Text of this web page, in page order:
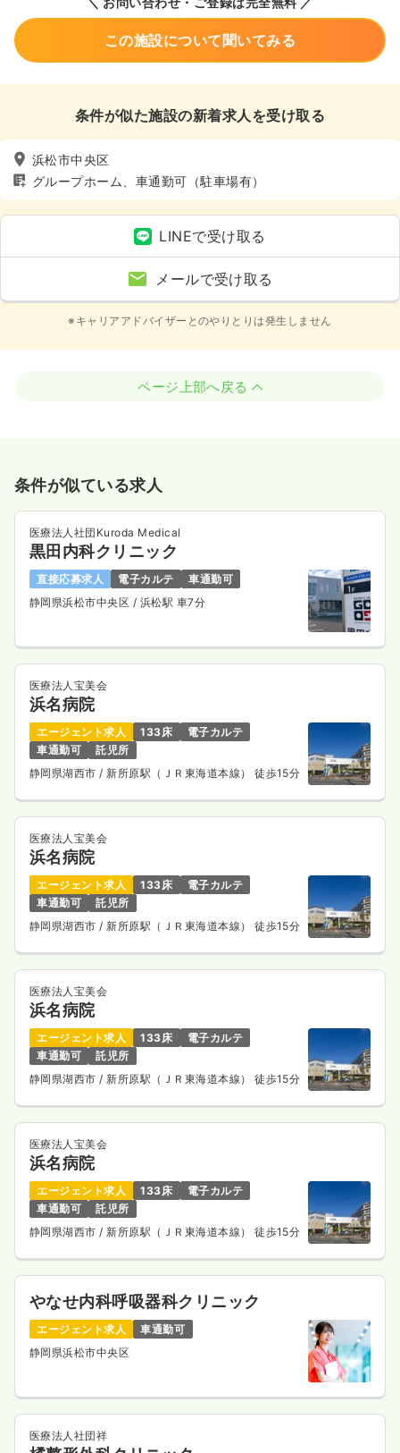
この施設について聞いてみる
条件が似た施設の新着求人を受け取る
浜松市中央区
グループホーム、車通勤可（駐車場有）
LINEで受け取る
メールで受け取る
※キャリアアドバイザーとのやりとりは発生しません
ページ上部へ戻る
条件が似ている求人
医療法人社団Kuroda Medical
黒田内科クリニック
直接応募求人 電子カルテ
車通勤可
静岡県浜松市中央区 / 浜松駅 車7分
医療法人宝美会
浜名病院
エージェント求人 133床
電子カルテ
車通勤可
託児所
静岡県湖西市/ 新所原駅（ＪＲ東海道本線） 徒歩15分
医療法人宝美会
浜名病院
エージェント求人 133床
電子カルテ
車通勤可
託児所
静岡県湖西市/ 新所原駅（ＪＲ東海道本線） 徒歩15分
医療法人宝美会
浜名病院
エージェント求人 133床
電子カルテ
車通勤可
託児所
静岡県湖西市/ 新所原駅（ＪＲ東海道本線） 徒歩15分
医療法人宝美会
浜名病院
エージェント求人 133床
電子カルテ
車通勤可
託児所
静岡県湖西市/ 新所原駅（ＪＲ東海道本線） 徒歩15分
やなせ内科呼吸器科クリニック
エージェント求人
車通勤可
静岡県浜松市中央区
医療法人社団祥